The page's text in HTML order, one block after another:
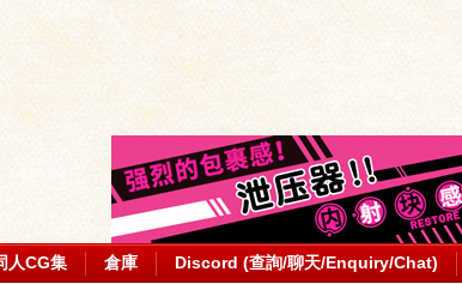
人CG集 倉庫 Discord (查詢/聊天/Enquiry/Chat)